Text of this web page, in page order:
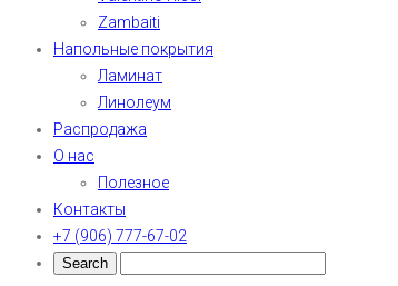
Zambaiti
Напольные покрытия
Ламинат
Линолеум
Распродажа
О нас
Полезное
Контакты
+7 (906) 777-67-02